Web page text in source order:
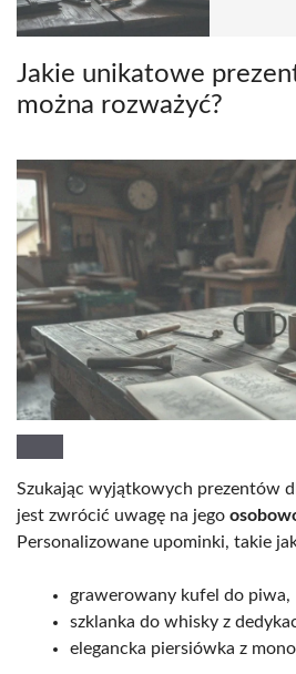
Jakie unikatowe
można rozważyć?
Szukając wyjątkowych prezentów
jest zwrócić uwagę na jego
Personalizowane upominki, takie
grawerowany kufel do piwa,
szklanka do whisky z
elegancka piersiówka z